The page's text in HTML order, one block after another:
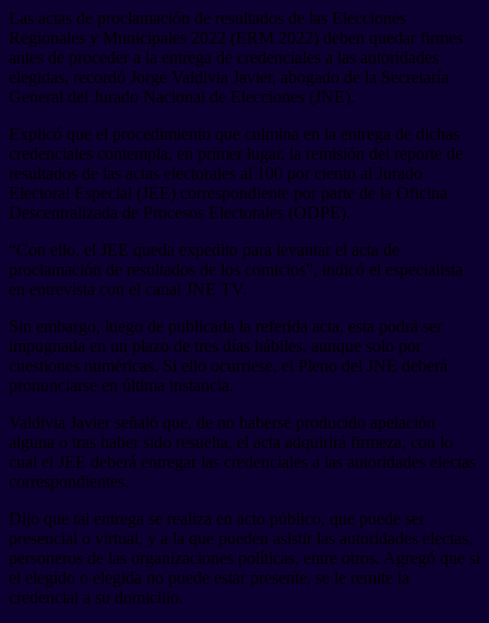
Las actas de proclamación de resultados de las Elecciones
Regionales y Municipales 2022 (ERM 2022) deben quedar firmes
antes de proceder a la entrega de credenciales a las autoridades
elegidas, recordó Jorge Valdivia Javier, abogado de la Secretaría
General del Jurado Nacional de Elecciones (JNE).
Explicó que el procedimiento que culmina en la entrega de dichas
credenciales contempla, en primer lugar, la remisión del reporte de
resultados de las actas electorales al 100 por ciento al Jurado
Electoral Especial (JEE) correspondiente por parte de la Oficina
Descentralizada de Procesos Electorales (ODPE).
“Con ello, el JEE queda expedito para levantar el acta de
proclamación de resultados de los comicios”, indicó el especialista
en entrevista con el canal JNE TV.
Sin embargo, luego de publicada la referida acta, esta podrá ser
impugnada en un plazo de tres días hábiles, aunque solo por
cuestiones numéricas. Si ello ocurriese, el Pleno del JNE deberá
pronunciarse en última instancia.
Valdivia Javier señaló que, de no haberse producido apelación
alguna o tras haber sido resuelta, el acta adquirirá firmeza, con lo
cual el JEE deberá entregar las credenciales a las autoridades electas
correspondientes.
Dijo que tal entrega se realiza en acto público, que puede ser
presencial o virtual, y a la que pueden asistir las autoridades electas,
personeros de las organizaciones políticas, entre otros. Agregó que si
el elegido o elegida no puede estar presente, se le remite la
credencial a su domicilio.